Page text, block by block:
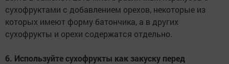
сухофруктами с добавлением орехов, некоторые из
которых имеют форму батончика, а в других
сухофрукты и орехи содержатся отдельно.
6. Используйте сухофрукты как закуску перед